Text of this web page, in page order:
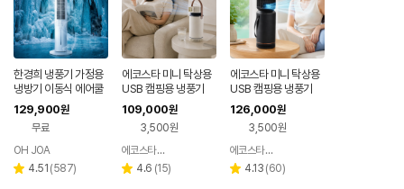
한경희 냉풍기 가정용
냉방기 이동식 에어쿨
러 26년형 초절전 AI
음성인식 에어컨 선풍
129,900원
무료
페이
OH JOA
별 4.51 리
(587)
에코스타 미니 탁상용
USB 캠핑용 냉풍기
109,000원
3,500원
에코스타 판매점
별 4.6 리
(15)
에코스타 미니 탁상용
USB 캠핑용 냉풍기
126,000원
3,500원
에코스타 판매점
별 4.13 리
(60)